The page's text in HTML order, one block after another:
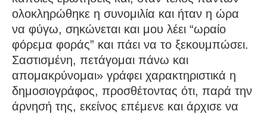
ολοκληρώθηκε η συνομιλία και ήταν η ώρα
να φύγω, σηκώνεται και μου λέει “ωραίο
φόρεμα φοράς” και πάει να το ξεκουμπώσει.
Σαστισμένη, πετάγομαι πάνω και
απομακρύνομαι» γράφει χαρακτηριστικά η
δημοσιογράφος, προσθέτοντας ότι, παρά την
άρνησή της, εκείνος επέμενε και άρχισε να